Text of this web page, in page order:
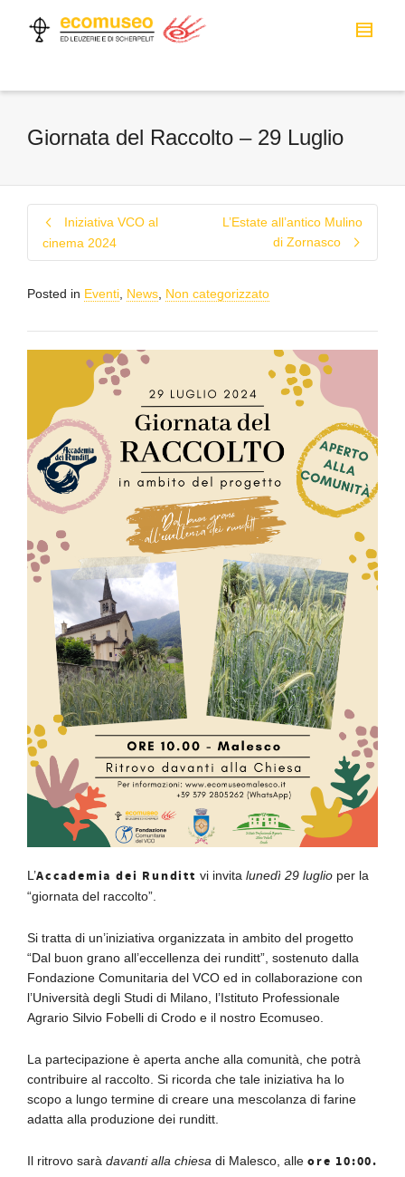
Giornata del Raccolto – 29 Luglio
Iniziativa VCO al
cinema 2024
L’Estate all’antico Mulino
di Zornasco
Posted in Eventi News Non categorizzato
L’Accademia dei Runditt vi invita lunedì 29 luglioper la
“giornata del raccolto”.
Si tratta di un’iniziativa organizzata in ambito del progetto
“Dal buon grano all’eccellenza dei runditt”, sostenuto dalla
Fondazione Comunitaria del VCO ed in collaborazione con
l’Università degli Studi di Milano, l’Istituto Professionale
Agrario Silvio Fobelli di Crodo e il nostro Ecomuseo.
La partecipazione è aperta anche alla comunità, che potrà
contribuire al raccolto. Si ricorda che tale iniziativa ha lo
scopo a lungo termine di creare una mescolanza di farine
adatta alla produzione dei runditt.
Il ritrovo sarà davanti alla chiesa di Malesco, alle ore 10:00.